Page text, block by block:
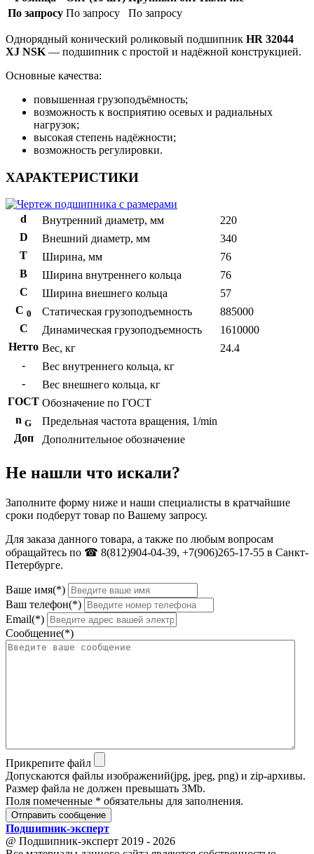
По запросу По запросу По запросу
Однорядный конический роликовый подшипник HR 32044
XJ NSK — подшипник с простой и надёжной конструкцией.
Основные качества:
повышенная грузоподъёмность;
возможность к восприятию осевых и радиальных
нагрузок;
высокая степень надёжности;
возможность регулировки.
ХАРАКТЕРИСТИКИ
d Внутренний диаметр, мм
220
D
Внешний диаметр, мм
340
T
Ширина, мм
76
B
Ширина внутреннего кольца
76
С
Ширина внешнего кольца
57
С 0 Статическая грузоподъемность
885000
C
Динамическая грузоподъемность
1610000
Нетто Вес, кг
24.4
-
Вес внутреннего кольца, кг
-
Вес внешнего кольца, кг
ГОСТ Обозначение по ГОСТ
n G
Предельная частота вращения, 1/min
Доп
Дополнительное обозначение
Не нашли что искали?
Заполните форму ниже и наши специалисты в кратчайшие
сроки подберут товар по Вашему запросу.
Для заказа данного товара, а также по любым вопросам
обращайтесь по ☎ 8(812)904-04-39, +7(906)265-17-55 в Санкт-
Петербурге.
Ваше имя(*)
Ваш телефон(*)
Email(*)
Сообщение(*)
Прикрепите файл
Допускаются файлы изображений(jpg, jpeg, png) и zip-архивы.
Размер файла не должен превышать 3Mb.
Поля помеченные * обязательны для заполнения.
Отправить сообщение
Подшипник-эксперт
@ Подшипник-эксперт 2019 - 2026